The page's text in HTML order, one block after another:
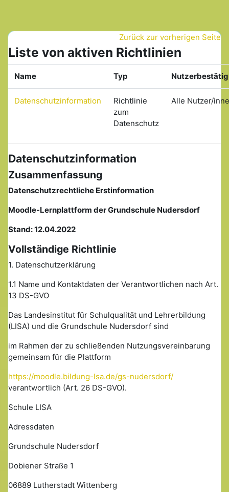
Zurück zur vorherigen Seite
Liste von aktiven Richtlinien
Name Typ
Datenschutzinformation
Richtlinie
zum
Datenschutz
Alle Nutzer/
Datenschutzinformation
Zusammenfassung
Datenschutzrechtliche Erstinformation
Moodle-Lernplattform der Grundschule Nudersdorf
Stand: 12.04.2022
Vollständige Richtlinie
1. Datenschutzerklärung
1.1 Name und Kontaktdaten der Verantwortlichen nach Art.
13 DS-GVO
Das Landesinstitut für Schulqualität und Lehrerbildung
(LISA) und die Grundschule Nudersdorf sind
im Rahmen der zu schließenden Nutzungsvereinbarung
gemeinsam für die Plattform
https://moodle.bildung-lsa.de/gs-nudersdorf/
verantwortlich (Art. 26 DS-GVO).
Schule LISA
Adressdaten
Grundschule Nudersdorf
Dobiener Straße 1
06889 Lutherstadt Wittenberg